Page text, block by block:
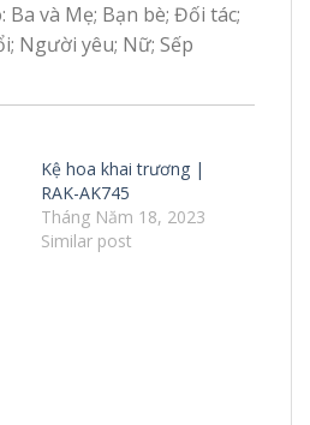
và Mẹ; Bạn bè; Đối tác;
Người yêu; Nữ; Sếp
Kệ hoa khai trương |
RAK-AK745
Tháng Năm 18, 2023
Similar post